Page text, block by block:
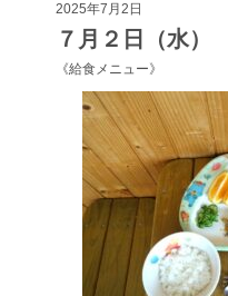
2025年7月2日
７月２日（水）
《給食メニュー》